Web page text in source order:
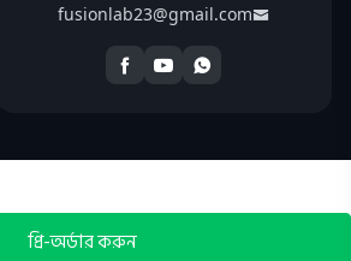
প্রি-অর্ডার করুন
fusionlab23@gmail.com
byFusionLab. All Rights Reserved.
ByBlueSpace IT